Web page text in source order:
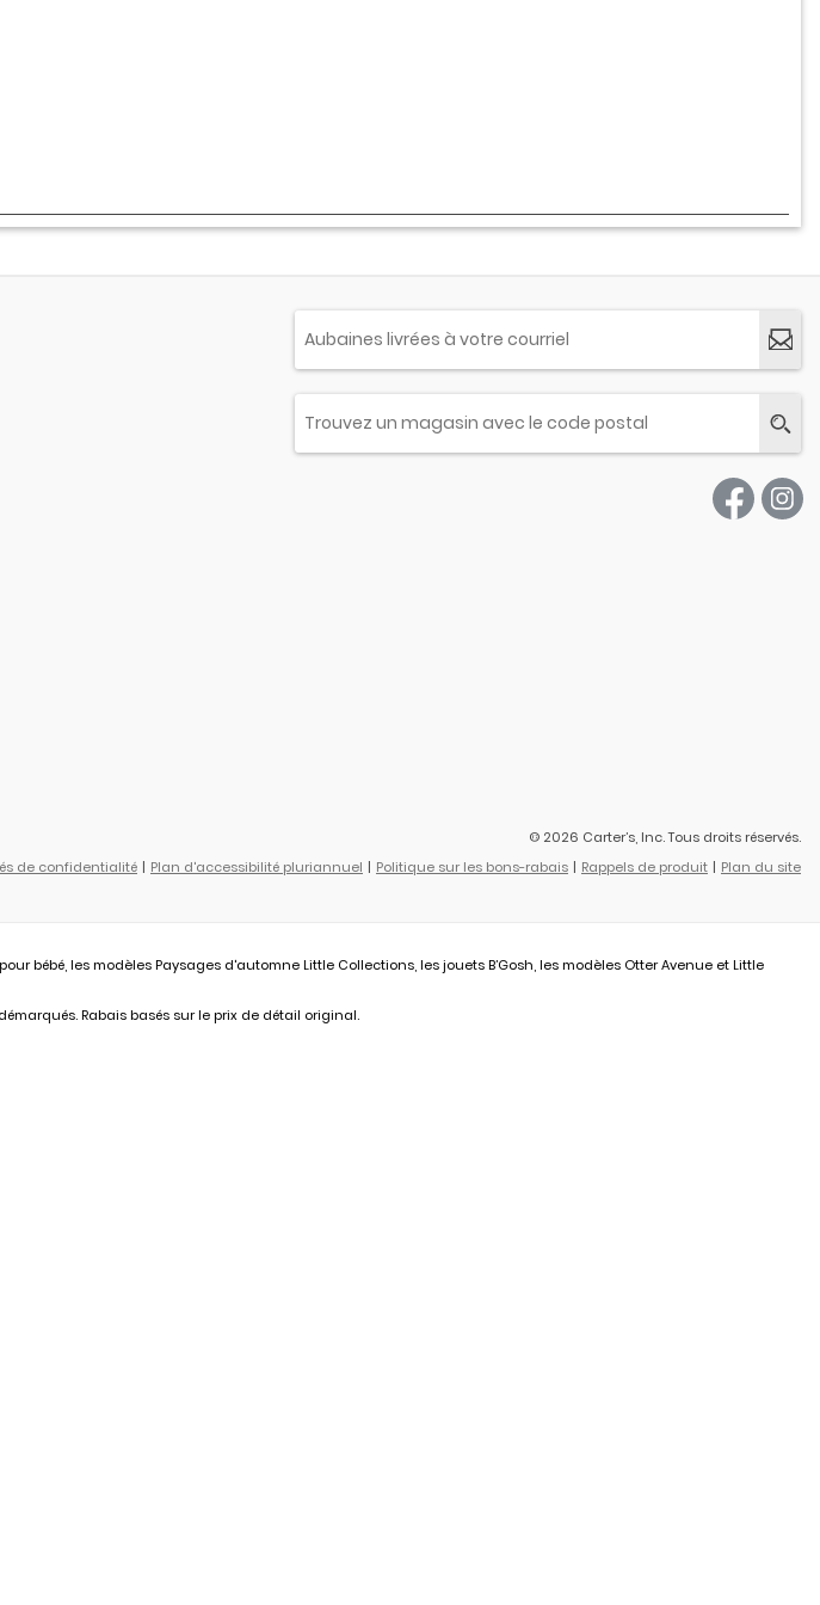
© 2026 Carter’s, Inc. Tous droits réservés.
de confidentialité Plan d'accessibilité pluriannuel Politique sur les bons-rabais Rappels de produit Plan du site
bébé, les modèles Paysages d'automne Little Collections, les jouets B’Gosh, les modèles Otter Avenue et Little
démarqués. Rabais basés sur le prix de détail original.